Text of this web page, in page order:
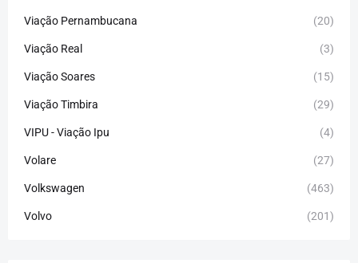
Viação Pernambucana (20)
Viação Real (3)
Viação Soares (15)
Viação Timbira (29)
VIPU - Viação Ipu (4)
Volare (27)
Volkswagen (463)
Volvo (201)